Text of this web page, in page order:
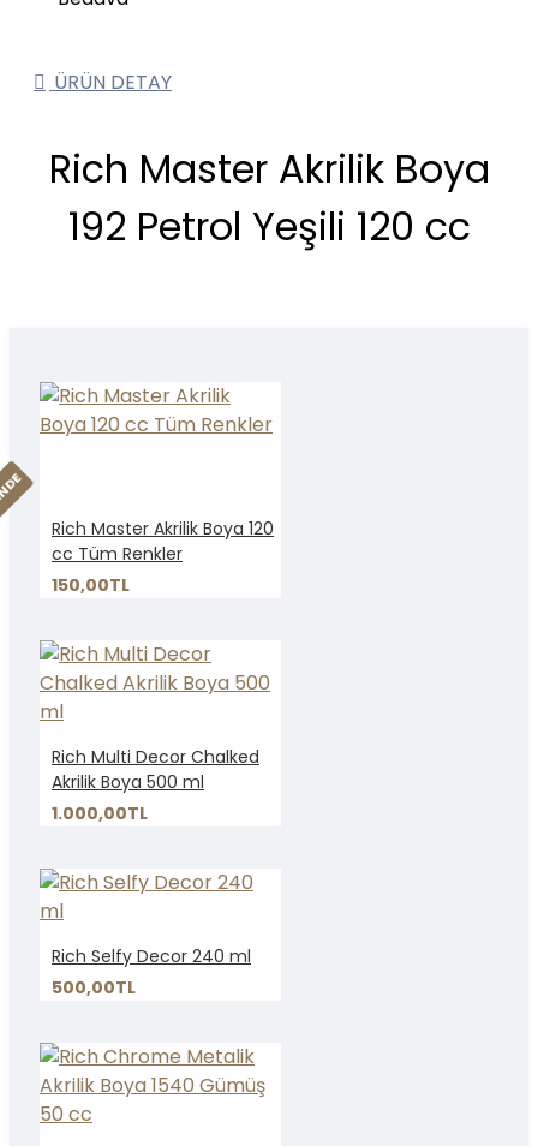
ÜRÜN DETAY
Rich Master Akrilik Boya
192 Petrol Yeşili 120 cc
Rich Master Akrilik Boya 120
cc Tüm Renkler
150,00TL
Rich Multi Decor Chalked
Akrilik Boya 500 ml
1.000,00TL
Rich Selfy Decor 240 ml
500,00TL